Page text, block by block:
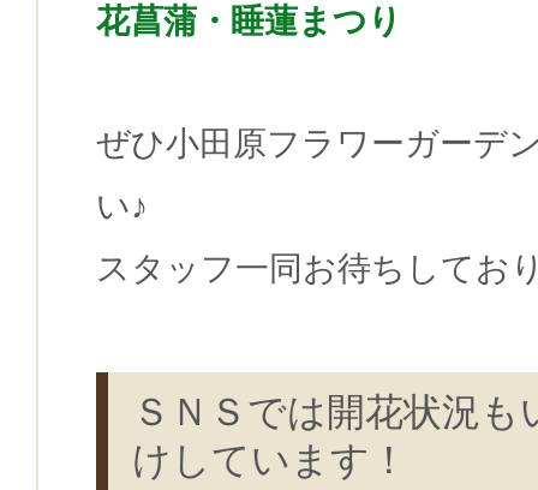
花菖蒲・睡蓮まつり
ぜひ小田原フラワーガーデ
い♪
スタッフ一同お待ちしてお
ＳＮＳでは開花状況も
けしています！